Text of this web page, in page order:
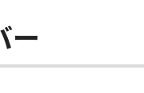
ー